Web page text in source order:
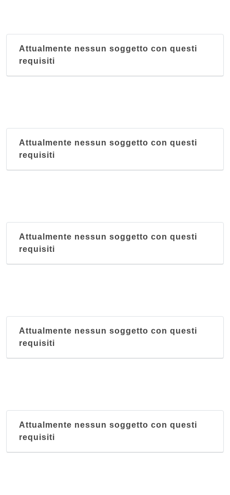
Attualmente nessun soggetto con questi
requisiti
Attualmente nessun soggetto con questi
requisiti
Attualmente nessun soggetto con questi
requisiti
Attualmente nessun soggetto con questi
requisiti
Attualmente nessun soggetto con questi
requisiti